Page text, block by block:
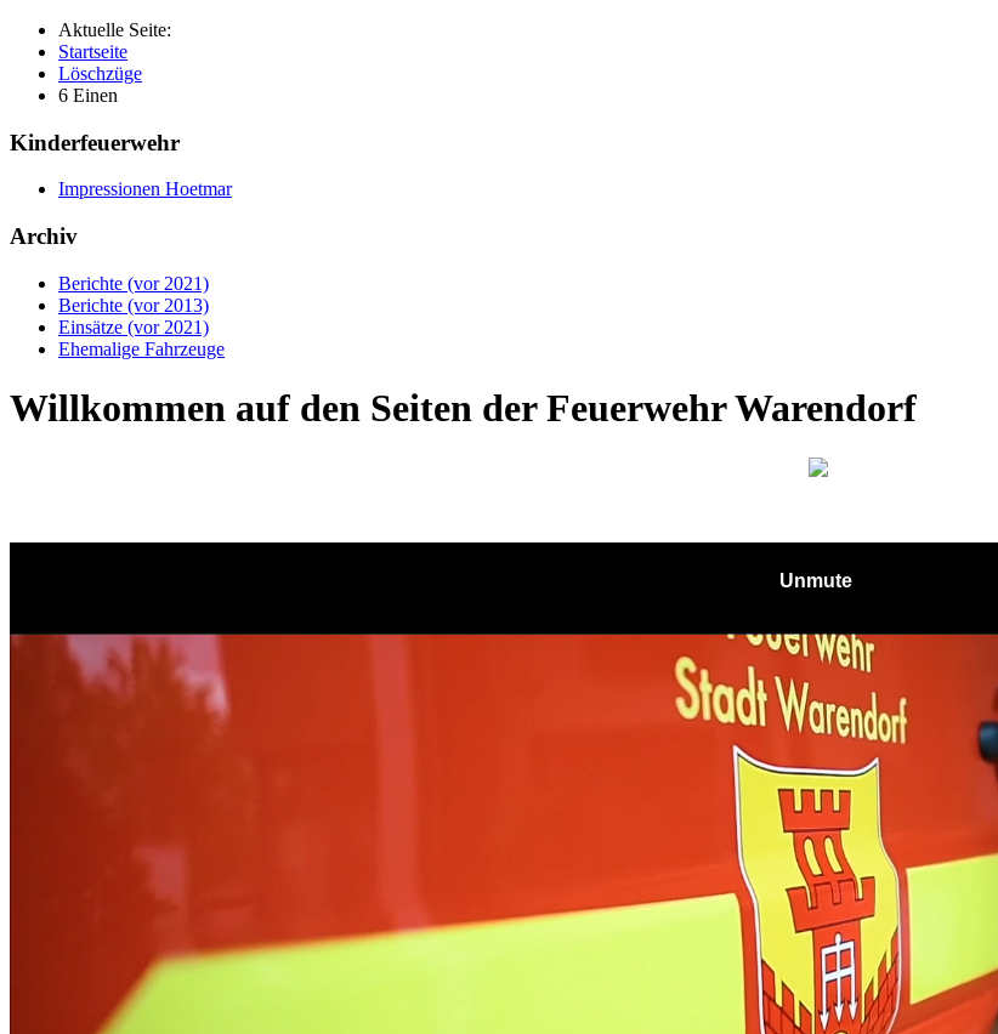
Aktuelle Seite:
Startseite
Löschzüge
6 Einen
Kinderfeuerwehr
Impressionen Hoetmar
Archiv
Berichte (vor 2021)
Berichte (vor 2013)
Einsätze (vor 2021)
Ehemalige Fahrzeuge
Willkommen auf den Seiten der Feuerwehr Warendorf